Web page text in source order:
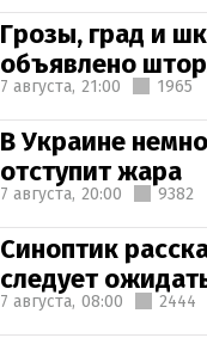
Грозы, град и
объявлено
7 августа, 21:00 1965
В Украине
отступит жара
7 августа, 20:00 9382
Синоптик
следует
7 августа, 08:00 2444